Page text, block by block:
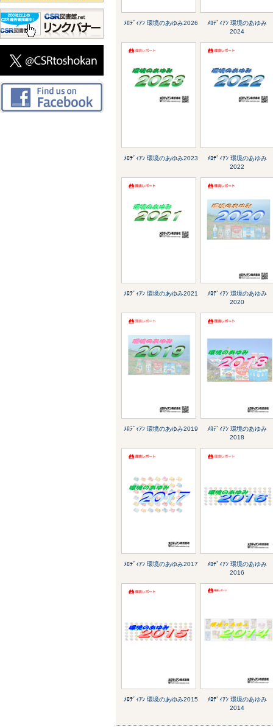
ﾒﾛﾃﾞｨｱﾝ 環境のあゆみ2026
ﾒﾛﾃﾞｨｱﾝ 環境のあゆみ
2024
ﾒﾛﾃﾞｨｱﾝ 環境のあゆみ2023
ﾒﾛﾃﾞｨｱﾝ 環境のあゆみ
2022
ﾒﾛﾃﾞｨｱﾝ 環境のあゆみ2021
ﾒﾛﾃﾞｨｱﾝ 環境のあゆみ
2020
ﾒﾛﾃﾞｨｱﾝ 環境のあゆみ2019
ﾒﾛﾃﾞｨｱﾝ 環境のあゆみ
2018
ﾒﾛﾃﾞｨｱﾝ 環境のあゆみ2017
ﾒﾛﾃﾞｨｱﾝ 環境のあゆみ
2016
ﾒﾛﾃﾞｨｱﾝ 環境のあゆみ2015
ﾒﾛﾃﾞｨｱﾝ 環境のあゆみ
2014